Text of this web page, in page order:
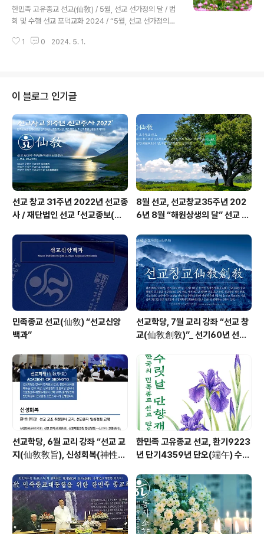
다. 선교 창시자 박광의(朴光義) 취정원사(聚正元師)님
의 한울법회 법문에 앞서 선제선도 선교수행대중은 한민족
의 시조이시며 온 세상의 하느님이신 환인상제의 향훈을
내려주시며, 선교수행문화를 이끌어가시는 선교 최고지도
한민족 고유종교 선교(仙敎) / 5월, 선교 선가정의 달 / 법
회 및 수행 선교 포덕교화 2024 / “5월, 선교 선가정의
년 / 내 마음속 하느님성전, 선리 삼천삼백기단仙敎敎團
(聚正元師)님의 교화(敎化) 아래, 선교(仙敎) 수행대중
과 선교인 모두 “내 마음속 하느님성전”에서 천지인합일
신성회복”을 이룹니다.출처: https://www.seongyo.kr/
notice [선교仙敎] 2024 . 5. 선교 법회 및 수행 주요일
정선기 58년 선교창교 34년, 천지인합일 선교 재세이화
(在世理化) / 122일..
1 0 2024. 5. 1.
이 블로그 인기글
선교 창교 31주년 2022년 선교종
사 / 재단법인 선교 「선교종보(仙
8월 선교, 선교창교35주년 202
6년 8월 “해원상생의 달” 선교 법
민족종교 선교(仙敎) “선교신앙
백과”
선교학당, 7월 교리 강좌 “선교 창
교(仙敎創敎)”_ 선기60년 선교
선교학당, 6월 교리 강좌 “선교 교
지(仙敎敎旨), 신성회복(神性回
열린학당
한민족 고유종교 선교, 환기9223
년 단기4359년 단오(端午) 수릿
사님 신성교화법문